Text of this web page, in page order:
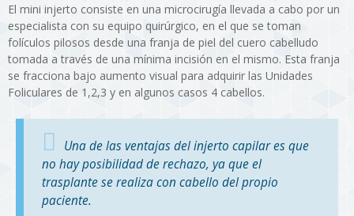
El mini injerto consiste en una microcirugía llevada a cabo por un
especialista con su equipo quirúrgico, en el que se toman
folículos pilosos desde una franja de piel del cuero cabelludo
tomada a través de una mínima incisión en el mismo. Esta franja
se fracciona bajo aumento visual para adquirir las Unidades
Foliculares de 1,2,3 y en algunos casos 4 cabellos.
Una de las ventajas del injerto capilar es que
no hay posibilidad de rechazo, ya que el
trasplante se realiza con cabello del propio
paciente.